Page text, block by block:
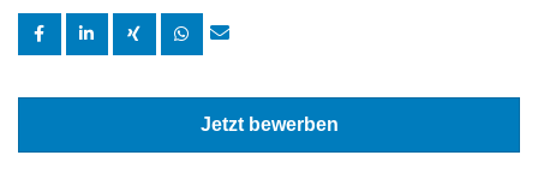
Jetzt bewerben